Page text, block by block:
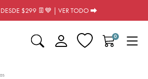
DESDE $299 👖💙 | VER TODO ⮕
0